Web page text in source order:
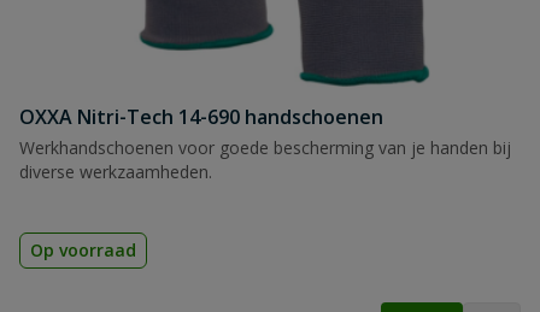
OXXA Nitri-Tech 14-690 handschoenen
Werkhandschoenen voor goede bescherming van je handen bij
diverse werkzaamheden.
Op voorraad